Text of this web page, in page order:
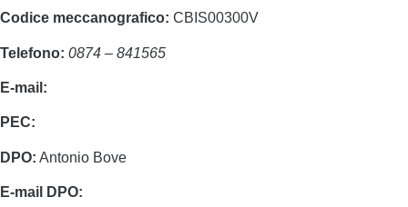
Codice meccanografico: CBIS00300V
Telefono: 0874 – 841565
E-mail:
PEC:
DPO: Antonio Bove
E-mail DPO: